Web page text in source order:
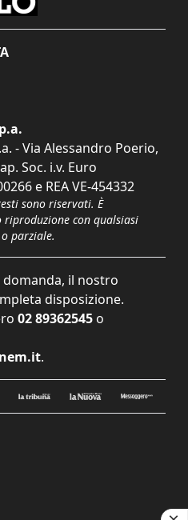
- Via Alessandro Poerio,
Soc. i.v. Euro
e REA VE-454332
sono riservati. È
con qualsiasi
parziale.
domanda, il nostro
disposizione.
02 89362545 o
.